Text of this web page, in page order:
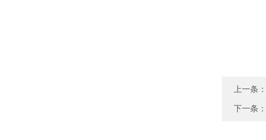
上一条：
下一条：